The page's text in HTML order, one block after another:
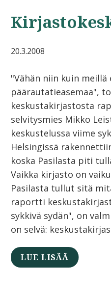
20.3.2008
"Vähän niin kuin meillä
päärautatieasemaa",
keskustakirjastosta
selvitysmies Mikko
keskustelussa viime
Helsingissä
koska Pasilasta piti
Vaikka kirjasto on
Pasilasta tullut sitä
raportti
sykkivä sydän", on
on selvä:
LUE LISÄÄ